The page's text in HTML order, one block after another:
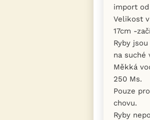
import
Velikost
17cm -
Ryby
na suché
Měkká
250 Ms.
Pouze
chovu.
Ryby